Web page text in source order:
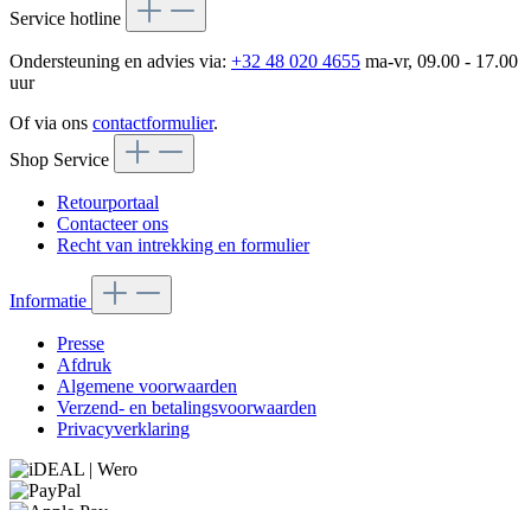
Service hotline
Ondersteuning en advies via: +32 48 020 4655 ma-vr, 09.00 - 17.00
uur
Of via ons contactformulier.
Shop Service
Retourportaal
Contacteer ons
Recht van intrekking en formulier
Informatie
Presse
Afdruk
Algemene voorwaarden
Verzend- en betalingsvoorwaarden
Privacyverklaring